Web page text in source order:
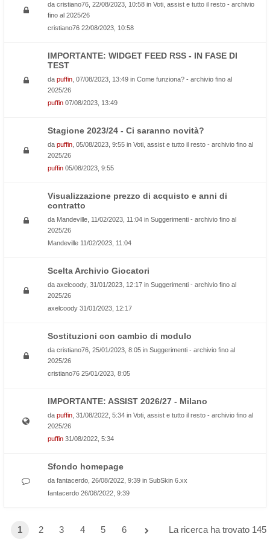
da cristiano76 , 22/08/2023, 10:58 in Voti, assist e tutto il resto - archivio
fino al 2025/26
cristiano76 22/08/2023, 10:58
IMPORTANTE: WIDGET FEED RSS - IN FASE DI
TEST
da puffin , 07/08/2023, 13:49 in Come funziona? - archivio fino al
2025/26
puffin 07/08/2023, 13:49
Stagione 2023/24 - Ci saranno novità?
da puffin , 05/08/2023, 9:55 in Voti, assist e tutto il resto - archivio fino al
2025/26
puffin 05/08/2023, 9:55
Visualizzazione prezzo di acquisto e anni di
contratto
da Mandeville , 11/02/2023, 11:04 in Suggerimenti - archivio fino al
2025/26
Mandeville 11/02/2023, 11:04
Scelta Archivio Giocatori
da axelcoody, 31/01/2023, 12:17 in Suggerimenti - archivio fino al
2025/26
axelcoody 31/01/2023, 12:17
Sostituzioni con cambio di modulo
da cristiano76 , 25/01/2023, 8:05 in Suggerimenti - archivio fino al
2025/26
cristiano76 25/01/2023, 8:05
IMPORTANTE: ASSIST 2026/27 - Milano
da puffin , 31/08/2022, 5:34 in Voti, assist e tutto il resto - archivio fino al
2025/26
puffin 31/08/2022, 5:34
Sfondo homepage
da fantacerdo , 26/08/2022, 9:39 in SubSkin 6.xx
fantacerdo 26/08/2022, 9:39
1 2 3 4 5 6 La ricerca ha trovato 145